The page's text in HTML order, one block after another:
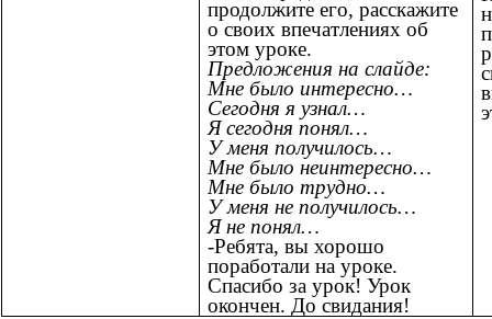
продолжите его, расскажите
о своих впечатлениях об
этом уроке.
Предложения на слайде:
Мне было интересно…
Сегодня я узнал…
Я сегодня понял…
У меня получилось…
Мне было неинтересно…
Мне было трудно…
У меня не получилось…
Я не понял…
-Ребята, вы хорошо
поработали на уроке.
Спасибо за урок! Урок
окончен. До свидания!